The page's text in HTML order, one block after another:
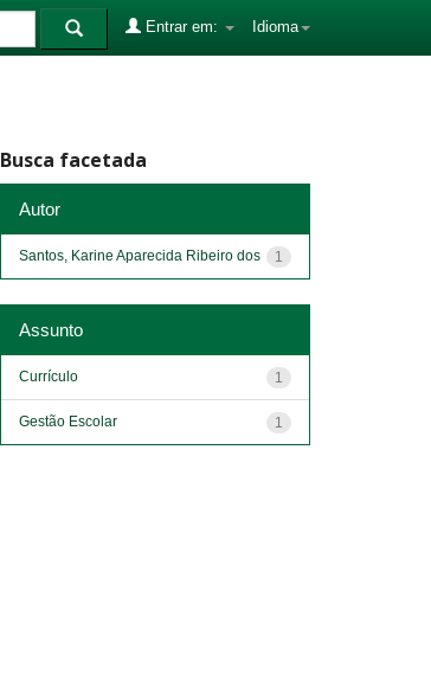
Idioma
Entrar em:
Busca facetada
Autor
1
Santos, Karine Aparecida Ribeiro dos
Assunto
1
Currículo
1
Gestão Escolar